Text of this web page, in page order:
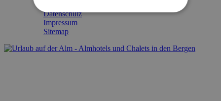
Datenschutz
Impressum
Sitemap